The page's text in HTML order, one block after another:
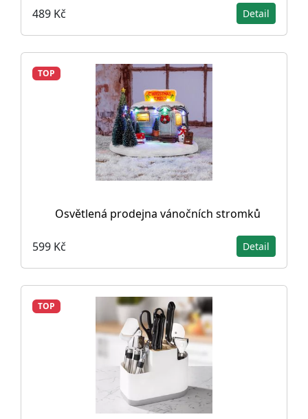
489 Kč Detail
TOP
Osvětlená prodejna vánočních stromků
599 Kč Detail
TOP